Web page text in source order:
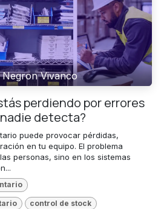
Vivanco
perdiendo por errores
detecta?
puede provocar pérdidas,
en tu equipo. El problema
personas, sino en los sistemas
control de stock